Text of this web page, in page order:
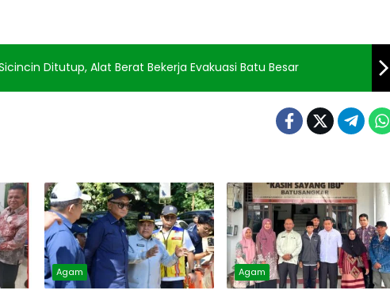
Ditutup, Alat Berat Bekerja Evakuasi Batu Besar
Agam Agam